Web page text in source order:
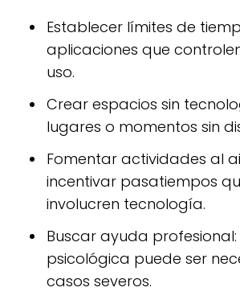
Establecer límites de
aplicaciones que
uso.
Crear espacios sin
lugares o momentos sin
Fomentar actividades al
incentivar pasatiempos
involucren tecnología.
Buscar ayuda
psicológica puede ser
casos severos.